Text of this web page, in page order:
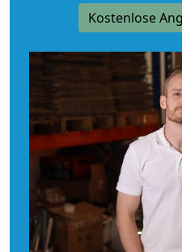
Kostenlose